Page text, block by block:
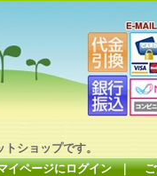
ショップです。
イページにログイン｜